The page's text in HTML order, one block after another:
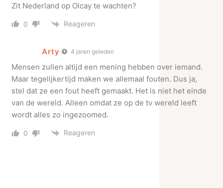
Zit Nederland op Olcay te wachten?
0 Reageren
Arty 4 jaren geleden
Mensen zullen altijd een mening hebben over iemand.
Maar tegelijkertijd maken we allemaal fouten. Dus ja,
stel dat ze een fout heeft gemaakt. Het is niet het einde
van de wereld. Alleen omdat ze op de tv wereld leeft
wordt alles zo ingezoomed.
0 Reageren